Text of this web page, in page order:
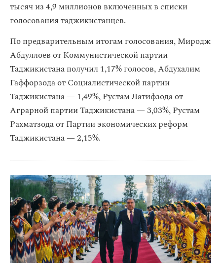
тысяч из 4,9 миллионов включенных в списки
голосования таджикистанцев.
По предварительным итогам голосования, Миродж
Абдуллоев от Коммунистической партии
Таджикистана получил 1,17% голосов, Абдухалим
Гаффорзода от Социалистической партии
Таджикистана — 1,49%, Рустам Латифзода от
Аграрной партии Таджикистана — 3,03%, Рустам
Рахматзода от Партии экономических реформ
Таджикистана — 2,15%.